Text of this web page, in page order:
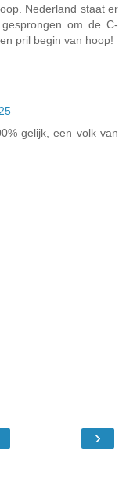
Nederland staat er
om de C-
pril begin van hoop!
gelijk, een volk van
›